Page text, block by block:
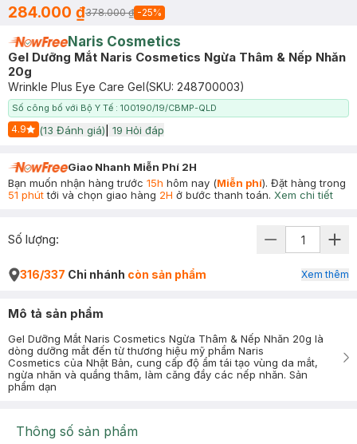
284.000 ₫378.000 ₫ -25%
Naris Cosmetics
Gel Dưỡng Mắt Naris Cosmetics Ngừa Thâm & Nếp Nhăn
20g
Wrinkle Plus Eye Care Gel(SKU: 248700003)
Số công bố với Bộ Y Tế : 100190/19/CBMP-QLD
4.9
Start Icon
(13 Đánh giá) 19 Hỏi đáp
Giao Nhanh Miễn Phí 2H
Bạn muốn nhận hàng trước 15h hôm nay (Miễn phí). Đặt hàng trong
51 phúttới và chọn giao hàng 2H ở bước thanh toán. Xem chi tiết
Số lượng:
316/337 Chi nhánh còn sản phẩm Xem thêm
Mô tả sản phẩm
Gel Dưỡng Mắt Naris Cosmetics Ngừa Thâm & Nếp Nhăn 20g là
dòng dưỡng mắt đến từ thương hiệu mỹ phẩm Naris
Cosmetics của Nhật Bản, cung cấp độ ẩm tái tạo vùng da mắt,
ngừa nhăn và quầng thâm, làm căng đầy các nếp nhăn. Sản
phẩm dạn
Thông số sản phẩm